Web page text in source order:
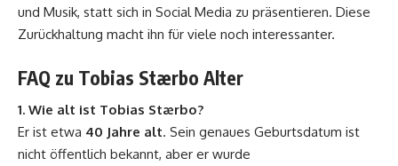
und Musik, statt sich in Social Media zu präsentieren. Diese
Zurückhaltung macht ihn für viele noch interessanter.
FAQ zu Tobias Stærbo Alter
1. Wie alt ist Tobias Stærbo?
Er ist etwa 40 Jahre alt. Sein genaues Geburtsdatum ist
nicht öffentlich bekannt, aber er wurde